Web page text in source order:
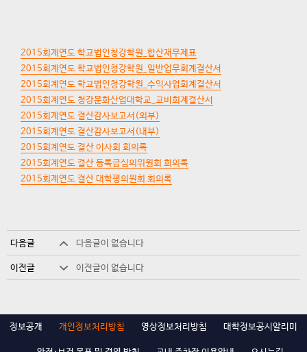
2015회계연도 학교법인청강학원_합산재무제표
2015회계연도 학교법인청강학원_일반업무회계결산서
2015회계연도 학교법인청강학원_수익사업회계결산서
2015회계연도 청강문화산업대학교_교비회계결산서
2015회계연도 결산감사보고서(외부)
2015회계연도 결산감사보고서(내부)
2015회계연도 결산 이사회 회의록
2015회계연도 결산 등록금심의위원회 회의록
2015회계연도 결산 대학평의원회 회의록
다음글 다음글이 없습니다
이전글 이전글이 없습니다
정보공개 개인정보처리방침 영상정보처리방침 대학정보공시알리미